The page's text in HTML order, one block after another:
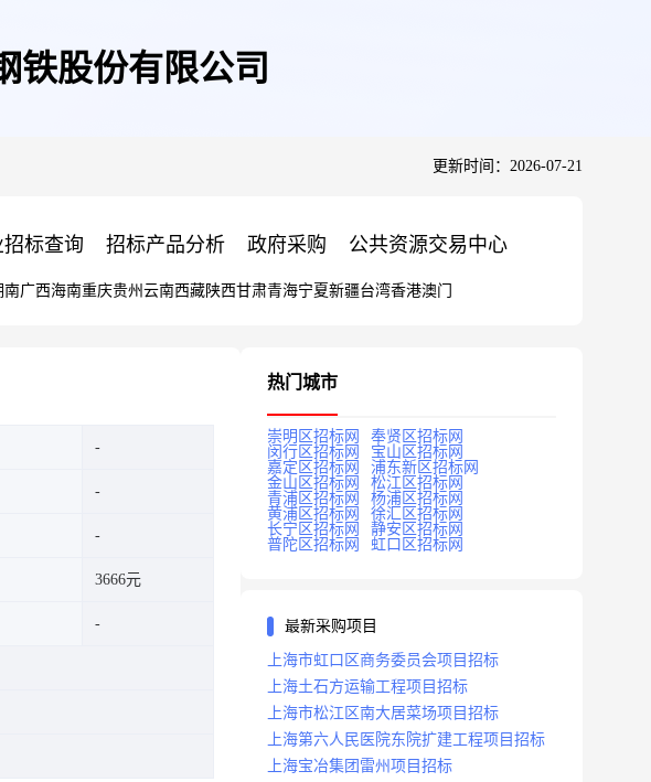
铁股份有限公司
更新时间：2026-07-21
标查询 招标产品分析 政府采购 公共资源交易中心
南广西海南重庆贵州 云南西藏陕西甘肃青海宁夏新疆台湾香港澳门
3666元
热门城市
崇明区招标网
奉贤区招标网
闵行区招标网
宝山区招标网
嘉定区招标网
浦东新区招标网
金山区招标网
松江区招标网
青浦区招标网
杨浦区招标网
黄浦区招标网
徐汇区招标网
长宁区招标网
静安区招标网
普陀区招标网
虹口区招标网
最新采购项目
上海市虹口区商务委员会项目招标
上海土石方运输工程项目招标
上海市松江区南大居菜场项目招标
上海第六人民医院东院扩建工程项目招标
上海宝冶集团雷州项目招标